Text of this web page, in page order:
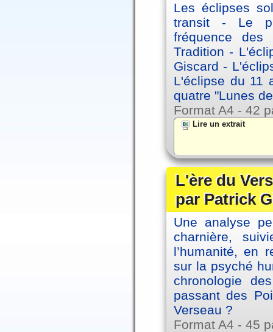
Les éclipses
transit - Le
fréquence
Tradition -
Giscard -
L'éclipse du 11
quatre "Lunes
Format A4 - 42
Lire un extrait
L'ère du
par Patrick
Une analyse
charnière,
l’humanité, en
sur la psyché
chronologie
passant des
Verseau ?
Format A4 - 45